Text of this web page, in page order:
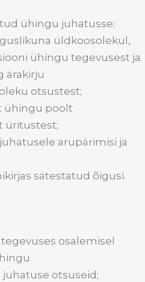
ühingu juhatusse;
üldkoosolekul,
ühingu tegevusest ja
ärakirju
otsustest;
ühingu poolt
üritustest;
arupärimisi ja
sätestatud õigusi.
osalemisel
otsuseid;